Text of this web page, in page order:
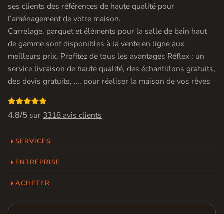
ses clients des références de haute qualité pour
l’aménagement de votre maison.
Carrelage, parquet et éléments pour la salle de bain haut
de gamme sont disponibles à la vente en ligne aux
meilleurs prix. Profitez de tous les avantages Réflex : un
service livraison de haute qualité, des échantillons gratuits,
des devis gratuits, …. pour réaliser la maison de vos rêves

4.8/5 sur 3318 avis clients
SERVICES
ENTREPRISE
ACHETER